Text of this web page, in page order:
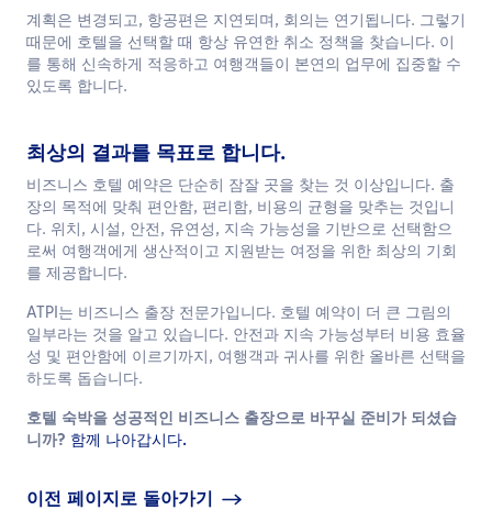
계획은 변경되고, 항공편은 지연되며, 회의는 연기됩니다. 그렇기
때문에 호텔을 선택할 때 항상 유연한 취소 정책을 찾습니다. 이
를 통해 신속하게 적응하고 여행객들이 본연의 업무에 집중할 수
있도록 합니다.
최상의 결과를 목표로 합니다.
비즈니스 호텔 예약은 단순히 잠잘 곳을 찾는 것 이상입니다. 출
장의 목적에 맞춰 편안함, 편리함, 비용의 균형을 맞추는 것입니
다. 위치, 시설, 안전, 유연성, 지속 가능성을 기반으로 선택함으
로써 여행객에게 생산적이고 지원받는 여정을 위한 최상의 기회
를 제공합니다.
ATPI는 비즈니스 출장 전문가입니다. 호텔 예약이 더 큰 그림의
일부라는 것을 알고 있습니다. 안전과 지속 가능성부터 비용 효율
성 및 편안함에 이르기까지, 여행객과 귀사를 위한 올바른 선택을
하도록 돕습니다.
호텔 숙박을 성공적인 비즈니스 출장으로 바꾸실 준비가 되셨습
니까? 함께 나아갑시다.
이전 페이지로 돌아가기